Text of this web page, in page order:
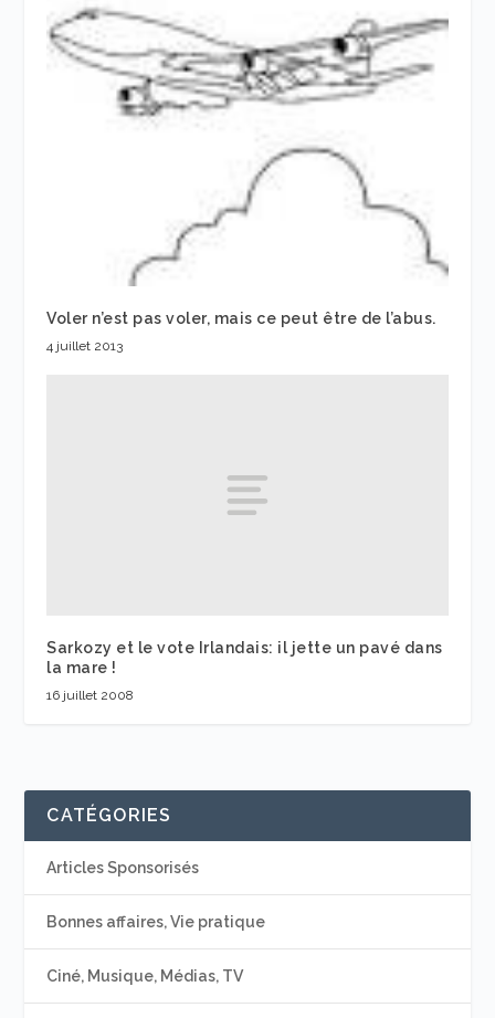
Voler n’est pas voler, mais ce peut être de l’abus.
4 juillet 2013
Sarkozy et le vote Irlandais: il jette un pavé dans
la mare !
16 juillet 2008
CATÉGORIES
Articles Sponsorisés
Bonnes affaires, Vie pratique
Ciné, Musique, Médias, TV